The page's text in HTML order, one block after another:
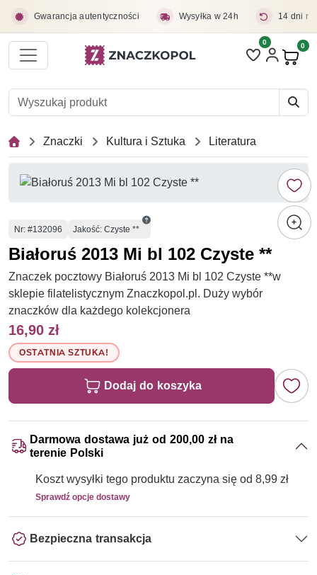
Gwarancja autentyczności Wysyłka w 24h 14 dni
Liczba pozycji
0 0
Znaczki Kultura i Sztuka Literatura
Numer
Nr: #132096 Jakość: Czyste **
Białoruś 2013 Mi bl 102 Czyste **
Znaczek pocztowy Białoruś 2013 Mi bl 102 Czyste **w
sklepie filatelistycznym Znaczkopol.pl. Duży wybór
znaczków dla każdego kolekcjonera
16,90 zł
OSTATNIA SZTUKA!
Dodaj do koszyka
Darmowa dostawa już od 200,00 zł na
terenie Polski
Koszt wysyłki tego produktu zaczyna się od 8,99 zł
Sprawdź opcje dostawy
Bezpieczna transakcja